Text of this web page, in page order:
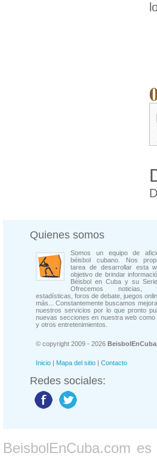
Quienes somos
Somos un equipo de
béisbol cubano. Nos
tarea de desarrollar esta
objetivo de brindar
Béisbol en Cuba y su Serie
Ofrecemos noticias,
estadísticas, foros de debate, juegos
más... Constantemente buscamos
nuestros servicios por lo que pronto
nuevas secciones en nuestra web como
y otros entretenimientos.
© copyright 2009 - 2026
Inicio | Mapa del sitio | Contacto
Redes sociales:
BeisbolEnCuba.com